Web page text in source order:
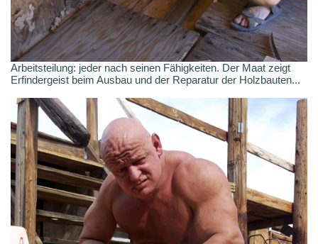
Arbeitsteilung: jeder nach seinen Fähigkeiten. Der Maat zeigt
Erfindergeist beim Ausbau und der Reparatur der Holzbauten...